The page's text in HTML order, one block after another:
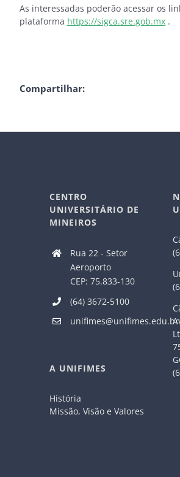
As interessadas poderão acessar os
plataforma https://sigca.sre.gob.mx .
Compartilhar:
CENTRO
UNIVERSITÁRIO DE
MINEIROS
Rua 22 - Setor
Aeroporto
CEP: 75.833-130
(64) 3672-5100
unifimes@unifimes.edu.br
A UNIFIMES
História
Missão, Visão e Valores